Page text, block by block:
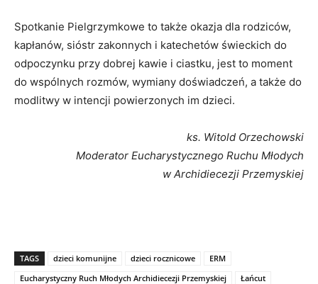
Spotkanie Pielgrzymkowe to także okazja dla rodziców,
kapłanów, sióstr zakonnych i katechetów świeckich do
odpoczynku przy dobrej kawie i ciastku, jest to moment
do wspólnych rozmów, wymiany doświadczeń, a także do
modlitwy w intencji powierzonych im dzieci.
ks. Witold Orzechowski
Moderator Eucharystycznego Ruchu Młodych
w Archidiecezji Przemyskiej
TAGS dzieci komunijne dzieci rocznicowe
ERM
Eucharystyczny Ruch Młodych Archidiecezji Przemyskiej
Łańcut